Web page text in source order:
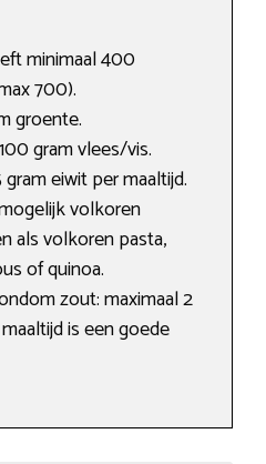
minimaal 400
700).
groente.
gram vlees/vis.
eiwit per maaltijd.
volkoren
als volkoren pasta,
of quinoa.
zout: maximaal 2
is een goede